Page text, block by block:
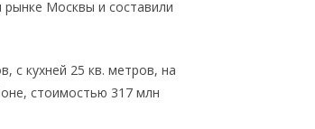
рынке Москвы и составили
с кухней 25 кв. метров, на
стоимостью 317 млн